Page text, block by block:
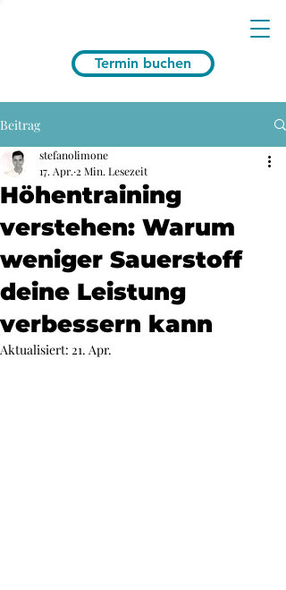
Termin buchen
Beitrag
Höhentraining
verstehen: Warum
weniger Sauerstoff
deine Leistung
verbessern kann
stefanolimone
17. Apr. 2 Min. Lesezeit
Aktualisiert: 21. Apr.